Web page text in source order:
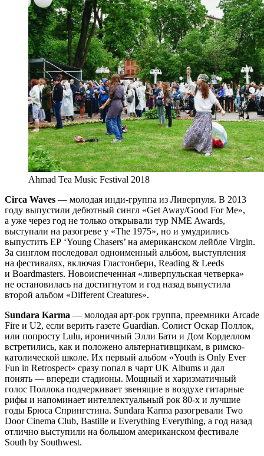
Ahmad Tea Music Festival 2018
Circa Waves — молодая инди-группа из Ливерпуля. В 2013
году выпустили дебютный сингл «Get Away/Good For Me»,
а уже через год не только открывали тур NME Awards,
выступали на разогреве у «The 1975», но и умудрились
выпустить EP ‘Young Chasers’ на американском лейбле Virgin.
За синглом последовал одноименный альбом, выступления
на фестивалях, включая Гластонбери, Reading & Leeds
и Boardmasters. Новоиспеченная «ливерпульская четверка»
не остановилась на достигнутом и год назад выпустила
второй альбом «Different Creatures».
Sundara Karma — молодая арт-рок группа, преемники Arcade
Fire и U2, если верить газете Guardian. Солист Оскар Поллок,
или попросту Lulu, ироничный Элли Бати и Дом Корделлом
встретились, как и положено альтернативщикам, в римско-
католической школе. Их первый альбом «Youth is Only Ever
Fun in Retrospect» сразу попал в чарт UK Albums и дал
понять — впереди стадионы. Мощный и харизматичный
голос Поллока подчеркивает звенящие в воздухе гитарные
рифы и напоминает интеллектуальный рок 80-х и лучшие
годы Брюса Спрингстина. Sundara Karma разогревали Two
Door Cinema Club, Bastille и Everything Everything, а год назад
отлично выступили на большом американском фестивале
South by Southwest.